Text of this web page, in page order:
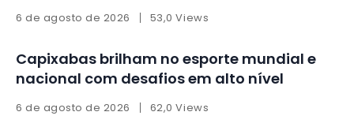
6 de agosto de 2026 53,0 Views
Capixabas brilham no esporte mundial e
nacional com desafios em alto nível
6 de agosto de 2026 62,0 Views